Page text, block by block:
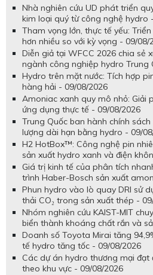
Nhà nghiên cứu UD phát triển
kim loại quý từ công nghệ hydro
Tham vọng lớn, thực tế yếu:
hơn nhiều so với kỳ vọng - 09/08/
Diễn giả tại WFCC 2026 chia sẻ
ngành công nghiệp hydro Trung
Hydro trên mặt nước: Tích hợp
hàng hải - 09/08/2026
Amoniac xanh quy mô nhỏ: Giải
ứng dụng thực tế - 09/08/2026
Trung Quốc ban hành chính
lượng dài hạn bằng hydro - 09/
H2 HotBox™: Công nghệ pin
sản xuất hydro xanh và điện
Giá trị kinh tế của phân tích
trình Haber-Bosch sản xuất
Phun hydro vào lò quay DRI sử
thải CO₂ trong sản xuất thép -
Nhóm nghiên cứu KAIST-MIT
biển thành khoáng chất rắn và
Doanh số Toyota Mirai tăng
tế hydro tăng tốc - 09/08/2026
Các dự án hydro thương mại đạt
theo khu vực - 09/08/2026